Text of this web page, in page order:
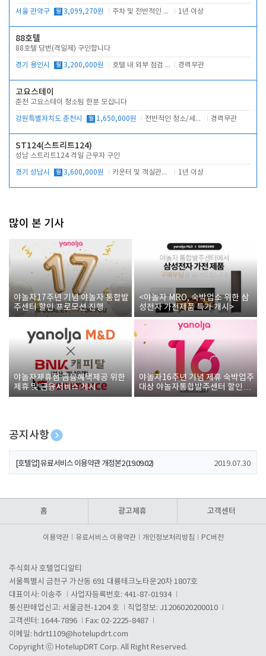
서울 관악구 월 3,099,270원 주차 및 전반적인 당번업무 1년 이상
88호텔
88호텔 당번(격일제) 구인합니다
경기 용인시 월 3,200,000원 호텔 내 외부 점검 및 프런트 운영 경력무관
고요스테이
춘천 고요스테이 청소팀 한분 모십니다
강원특별자치도 춘천시 월 1,650,000원 전반적인 청소/세탁업무 경력무관
ST124(스트리트124)
성남 스트리트124 격일 근무자 구인
경기 성남시 월 3,600,000원 카운터 및 객실관리 전반 1년 이상
많이 본 기사
야놀자17주년 기념 야놀자 통합발
주센터 할인 프로모션 진행
<야놀자 MRO, 숙박업소 위한 삼
성전자 가전제품 특가 개시>
야놀자제휴점 금융혜택제공 위한
제휴 및 금융서비스 게시
야놀자16주년 기념 제휴 숙박업주
대상 야놀자통합발주센터 할인쿠
폰 증정
공지사항
[호텔업] 개인정보 처리방침 개정본1 (19.09.02)
[호텔업] 유료서비스 이용약관 개정본2 (19.09.02) 2019.07.30
홈 광고제휴 고객센터
이용약관 유료서비스 이용약관 개인정보처리방침 PC버전
주식회사 호텔업디알티
서울특별시 금천구 가산동 691 대륭테크노타운20차 1807호
대표이사: 이송주
사업자등록번호: 441-87-01934
통신판매업신고: 서울금천-1204 호
직업정보: J1206020200010
고객센터: 1644-7896
Fax: 02-2225-8487
이메일: hdrt1109@hotelupdrt.com
Copyright ⓒ HotelupDRT Corp. All Right Reserved.